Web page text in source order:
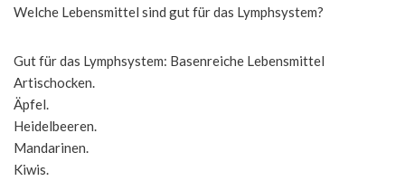
Welche Lebensmittel sind gut für das Lymphsystem?
Gut für das Lymphsystem: Basenreiche Lebensmittel
Artischocken.
Äpfel.
Heidelbeeren.
Mandarinen.
Kiwis.